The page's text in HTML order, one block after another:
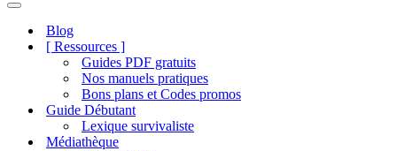
Menu
navigation
Blog
[ Ressources ]
Guides PDF gratuits
Nos manuels pratiques
Bons plans et Codes promos
Guide Débutant
Lexique survivaliste
Médiathèque